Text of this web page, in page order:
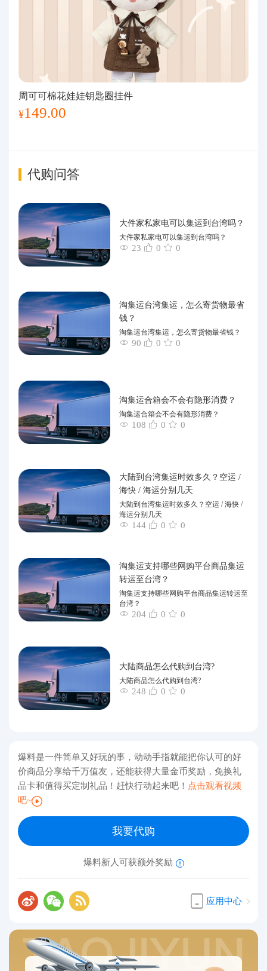
周可可棉花娃娃钥匙圈挂件
¥149.00
代购问答
大件家私家电可以集运到台湾吗？
大件家私家电可以集运到台湾吗？
23 0 0
淘集运台湾集运，怎么寄货物最省
钱？
淘集运台湾集运，怎么寄货物最省钱？
90 0 0
淘集运合箱会不会有隐形消费？
淘集运合箱会不会有隐形消费？
108 0 0
大陆到台湾集运时效多久？空运 /
海快 / 海运分别几天
大陆到台湾集运时效多久？空运 / 海快 /
海运分别几天
144 0 0
淘集运支持哪些网购平台商品集运
转运至台湾？
淘集运支持哪些网购平台商品集运转运至
台湾？
204 0 0
大陆商品怎么代购到台湾?
大陆商品怎么代购到台湾?
248 0 0
爆料是一件简单又好玩的事，动动手指就能把你认可的好
价商品分享给千万值友，还能获得大量金币奖励，免换礼
品卡和值得买定制礼品！赶快行动起来吧！ 点击观看视频
吧~
我要代购
爆料新人可获额外奖励
应用中心